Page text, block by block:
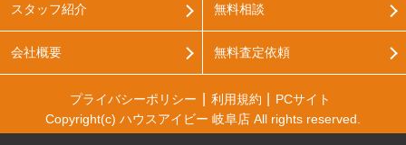
スタッフ紹介
会社概要
無料相談
無料査定依頼
プライバシーポリシー 利用規約
PCサイト
Copyright(c) ハウスアイビー 岐阜店 All rights reserved.